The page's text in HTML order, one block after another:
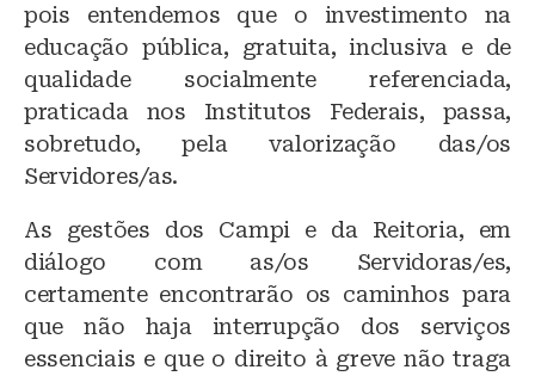
pois entendemos que o investimento na
educação pública, gratuita, inclusiva e de
qualidade socialmente referenciada,
praticada nos Institutos Federais, passa,
sobretudo, pela valorização das/os
Servidores/as.
As gestões dos Campi e da Reitoria, em
diálogo com as/os Servidoras/es,
certamente encontrarão os caminhos para
que não haja interrupção dos serviços
essenciais e que o direito à greve não traga